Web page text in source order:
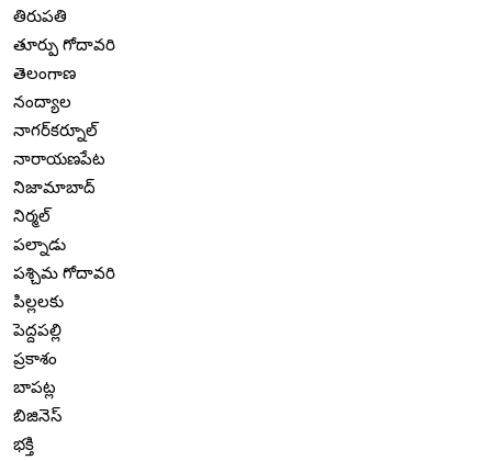
తిరుపతి
తూర్పు గోదావరి
తెలంగాణ
నంద్యాల
నాగర్‌కర్నూల్
నారాయణపేట
నిజామాబాద్
నిర్మల్
పల్నాడు
పశ్చిమ గోదావరి
పిల్లలకు
పెద్దపల్లి
ప్రకాశం
బాపట్ల
బిజినెస్
భక్తి